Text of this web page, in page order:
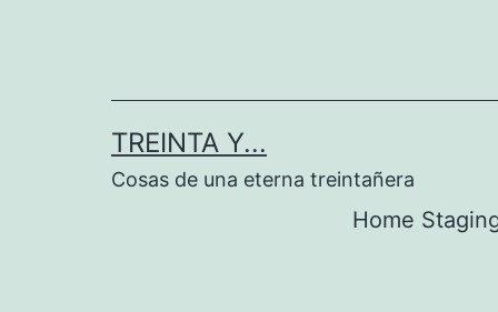
TREINTA Y...
Cosas de una eterna treintañera
Home